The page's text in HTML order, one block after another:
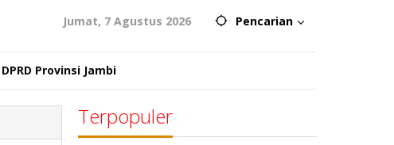
Jumat, 7 Agustus 2026 Pencarian
DPRD Provinsi Jambi
Terpopuler